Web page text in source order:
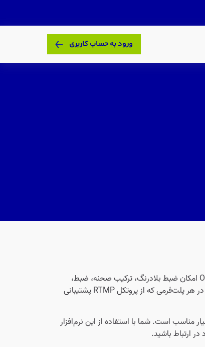
ورود به حساب کاربری
است. OBS Studio امکان ضبط بلادرنگ، ترکیب صحنه، ضبط،
کدگذاری، و پخش از طریق پروتکل پیام رسانی بلادرنگ (RTMP) را فراهم می‌‎کند و می‌تواند ویدیوها را در هر پلت‌فرمی که از پروتکل RTMP پشتیبانی
مناسب است. شما با استفاده از این نرم‌افزار
ارتباط باشید.